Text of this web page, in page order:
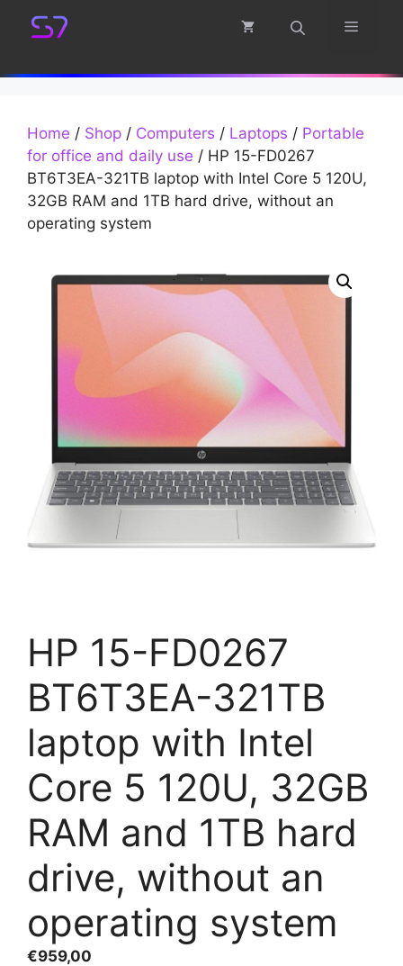
Menu
Home / Shop / Computers / Laptops / Portable
for office and daily use / HP 15-FD0267
BT6T3EA-321TB laptop with Intel Core 5 120U,
32GB RAM and 1TB hard drive, without an
operating system
HP 15-FD0267
BT6T3EA-321TB
laptop with Intel
Core 5 120U, 32GB
RAM and 1TB hard
drive, without an
operating system
€959,00